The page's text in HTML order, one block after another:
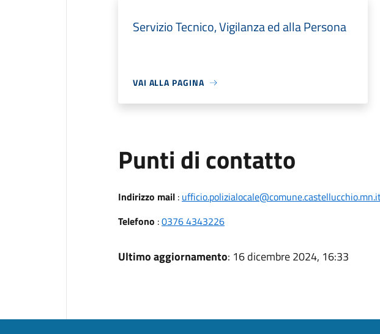
Servizio Tecnico, Vigilanza ed alla Persona
VAI ALLA PAGINA
Punti di contatto
Indirizzo mail:
Telefono :0376 4343226
Ultimo aggiornamento: 16 dicembre 2024, 16:33